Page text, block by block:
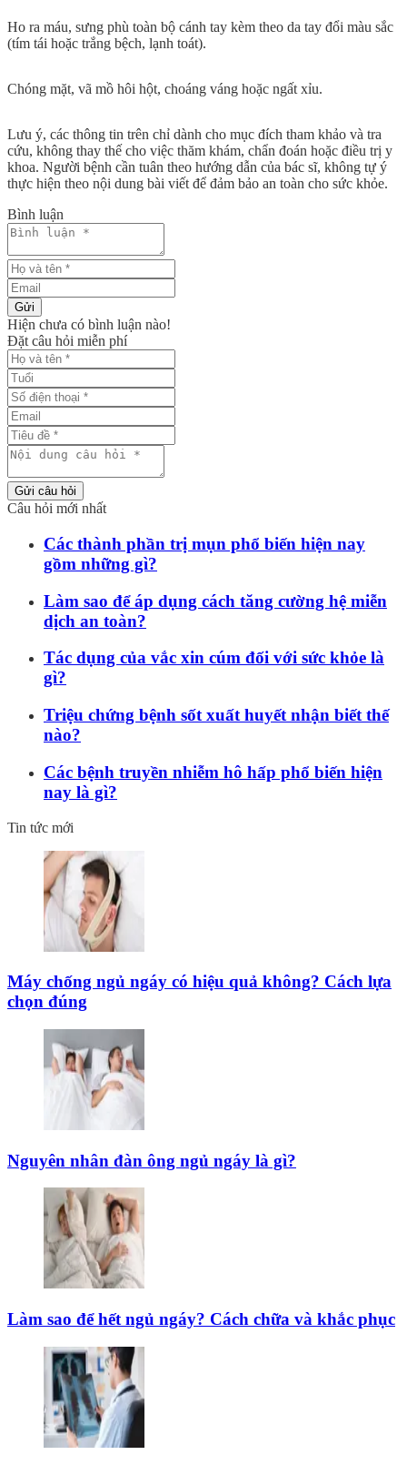
Ho ra máu, sưng phù toàn bộ cánh tay kèm theo da tay đổi màu sắc
(tím tái hoặc trắng bệch, lạnh toát).
Chóng mặt, vã mồ hôi hột, choáng váng hoặc ngất xỉu.
Lưu ý, các thông tin trên chỉ dành cho mục đích tham khảo và tra
cứu, không thay thế cho việc thăm khám, chẩn đoán hoặc điều trị y
khoa. Người bệnh cần tuân theo hướng dẫn của bác sĩ, không tự ý
thực hiện theo nội dung bài viết để đảm bảo an toàn cho sức khỏe.
Bình luận
Gửi
Hiện chưa có bình luận nào!
Đặt câu hỏi miễn phí
Gửi câu hỏi
Câu hỏi mới nhất
Các thành phần trị mụn phổ biến hiện nay
gồm những gì?
Làm sao để áp dụng cách tăng cường hệ miễn
dịch an toàn?
Tác dụng của vắc xin cúm đối với sức khỏe là
gì?
Triệu chứng bệnh sốt xuất huyết nhận biết thế
nào?
Các bệnh truyền nhiễm hô hấp phổ biến hiện
nay là gì?
Tin tức mới
Máy chống ngủ ngáy có hiệu quả không? Cách lựa
chọn đúng
Nguyên nhân đàn ông ngủ ngáy là gì?
Làm sao để hết ngủ ngáy? Cách chữa và khắc phục